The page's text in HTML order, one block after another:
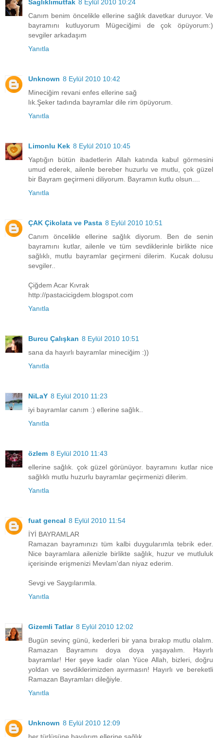
Saglıklımutfak 8 Eylül 2010 10:24
Canım benim öncelikle ellerine sağlık davetkar duruyor. Ve
bayramını kutluyorum Mügeciğimi de çok öpüyorum:)
sevgiler arkadaşım
Yanıtla
Unknown 8 Eylül 2010 10:42
Mineciğim revani enfes ellerine sağ
lık.Şeker tadında bayramlar dile rim öpüyorum.
Yanıtla
Limonlu Kek 8 Eylül 2010 10:45
Yaptığın bütün ibadetlerin Allah katında kabul görmesini
umud ederek, ailenle bereber huzurlu ve mutlu, çok güzel
bir Bayram geçirmeni diliyorum. Bayramın kutlu olsun....
Yanıtla
ÇAK Çikolata ve Pasta 8 Eylül 2010 10:51
Canım öncelikle ellerine sağlık diyorum. Ben de senin
bayramını kutlar, ailenle ve tüm sevdiklerinle birlikte nice
sağlıklı, mutlu bayramlar geçirmeni dilerim. Kucak dolusu
sevgiler..
Çiğdem Acar Kıvrak
http://pastacicigdem.blogspot.com
Yanıtla
Burcu Çalışkan 8 Eylül 2010 10:51
sana da hayırlı bayramlar mineciğim :))
Yanıtla
NiLaY 8 Eylül 2010 11:23
iyi bayramlar canım :) ellerine sağlık..
Yanıtla
özlem 8 Eylül 2010 11:43
ellerine sağlık. çok güzel görünüyor. bayramını kutlar nice
sağlıklı mutlu huzurlu bayramlar geçirmenizi dilerim.
Yanıtla
fuat gencal 8 Eylül 2010 11:54
İYİ BAYRAMLAR
Ramazan bayramınızı tüm kalbi duygularımla tebrik eder.
Nice bayramlara ailenizle birlikte sağlık, huzur ve mutluluk
içerisinde erişmenizi Mevlam'dan niyaz ederim.
Sevgi ve Saygılarımla.
Yanıtla
Gizemli Tatlar 8 Eylül 2010 12:02
Bugün sevinç günü, kederleri bir yana bırakıp mutlu olalım.
Ramazan Bayramını doya doya yaşayalım. Hayırlı
bayramlar! Her şeye kadir olan Yüce Allah, bizleri, doğru
yoldan ve sevdiklerimizden ayırmasın! Hayırlı ve bereketli
Ramazan Bayramları dileğiyle.
Yanıtla
Unknown 8 Eylül 2010 12:09